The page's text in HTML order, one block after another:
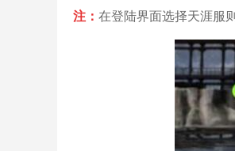
注： 在登陆界面选择天涯服